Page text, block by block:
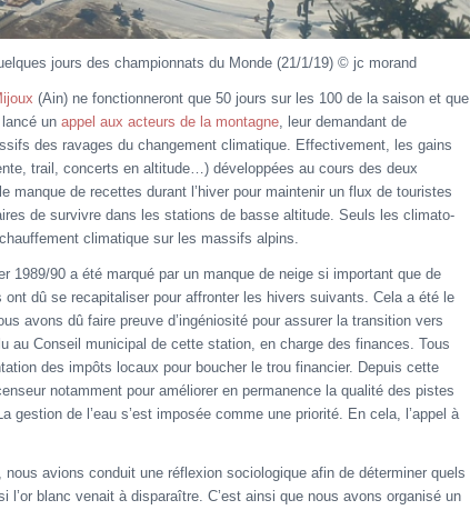
jours des championnats du Monde (21/1/19) © jc morand
(Ain) ne fonctionneront que 50 jours sur les 100 de la saison et que
un appel aux acteurs de la montagne, leur demandant de
des ravages du changement climatique. Effectivement, les gains
trail, concerts en altitude…) développées au cours des deux
manque de recettes durant l’hiver pour maintenir un flux de touristes
de survivre dans les stations de basse altitude. Seuls les climato-
climatique sur les massifs alpins.
1989/90 a été marqué par un manque de neige si important que de
dû se recapitaliser pour affronter les hivers suivants. Cela a été le
avons dû faire preuve d’ingéniosité pour assurer la transition vers
au Conseil municipal de cette station, en charge des finances. Tous
des impôts locaux pour boucher le trou financier. Depuis cette
notamment pour améliorer en permanence la qualité des pistes
de l’eau s’est imposée comme une priorité. En cela, l’appel à
avions conduit une réflexion sociologique afin de déterminer quels
l’or blanc venait à disparaître. C’est ainsi que nous avons organisé un